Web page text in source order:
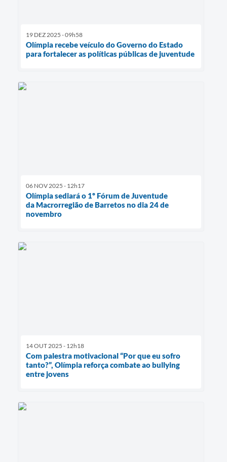
19 DEZ 2025 - 09h58
Olímpia recebe veículo do Governo do Estado
para fortalecer as políticas públicas de juventude
06 NOV 2025 - 12h17
Olímpia sediará o 1º Fórum de Juventude
da Macrorregião de Barretos no dia 24 de
novembro
14 OUT 2025 - 12h18
Com palestra motivacional “Por que eu sofro
tanto?”, Olímpia reforça combate ao bullying
entre jovens